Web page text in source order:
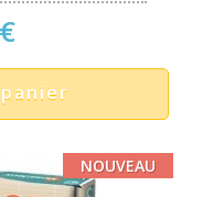
NOUVEAU